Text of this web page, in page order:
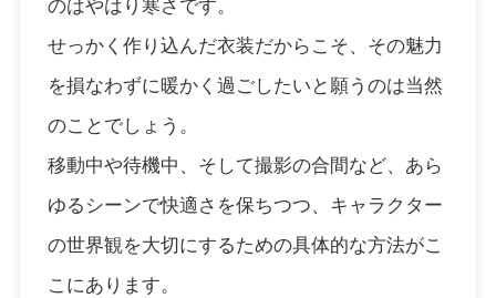
のはやはり寒さです。
せっかく作り込んだ衣装だからこそ、その魅力
を損なわずに暖かく過ごしたいと願うのは当然
のことでしょう。
移動中や待機中、そして撮影の合間など、あら
ゆるシーンで快適さを保ちつつ、キャラクター
の世界観を大切にするための具体的な方法がこ
こにあります。